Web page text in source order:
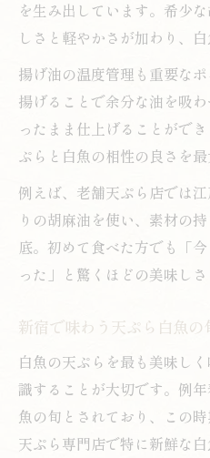
を生み出しています。希少
しさと軽やかさが加わり、
揚げ油の温度管理も重要な
揚げることで余分な油を吸
ったまま仕上げることがで
ぷらと白魚の相性の良さを
例えば、老舗天ぷら店では
りの胡麻油を使い、素材の
底。初めて食べた方でも「
った」と驚くほどの美味しさ
新宿で味わう天ぷら白魚の
白魚の天ぷらを最も美味し
識することが大切です。例
魚の旬とされており、この
天ぷら専門店で特に新鮮な